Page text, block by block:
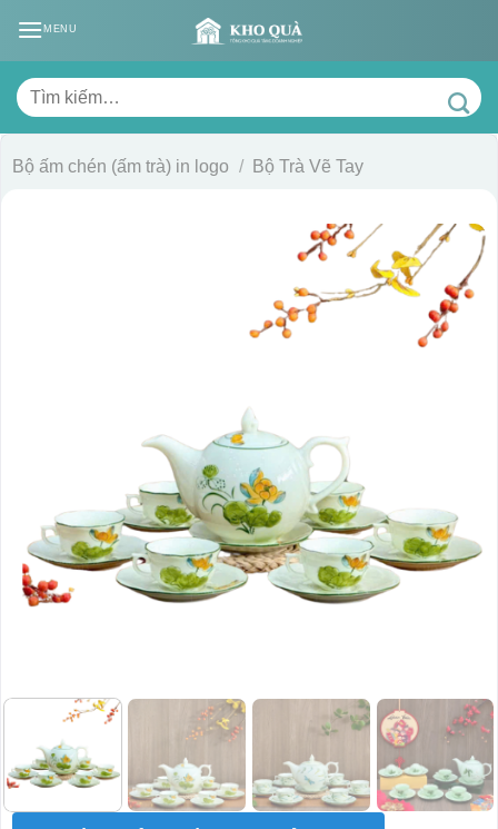
MENU
Tìm
kiếm:
Bộ ấm chén (ấm trà) in logo / Bộ Trà Vẽ Tay